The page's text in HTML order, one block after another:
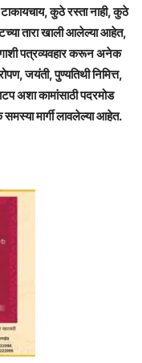
कुठे रस्ता नाही, कुठे
तारा खाली आलेल्या आहेत,
पत्रव्यवहार करून अनेक
जयंती, पुण्यतिथी निमित्त,
अशा कामांसाठी पदरमोड
मार्गी लावलेल्या आहेत.